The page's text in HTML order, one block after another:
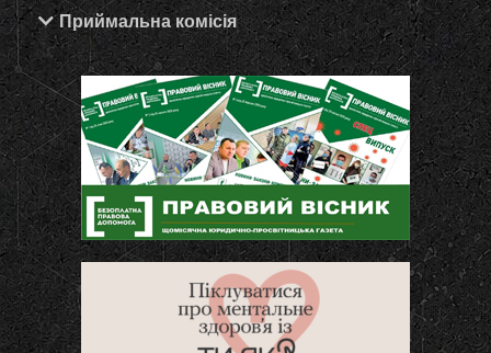
Приймальна комісія